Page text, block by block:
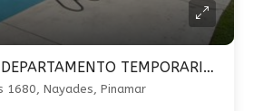
CODIGO 277 – DEPARTAMENTO TEMPORARIO – PILETA CLIMATIZADA EN PINAMAR
1680, Nayades, Pinamar